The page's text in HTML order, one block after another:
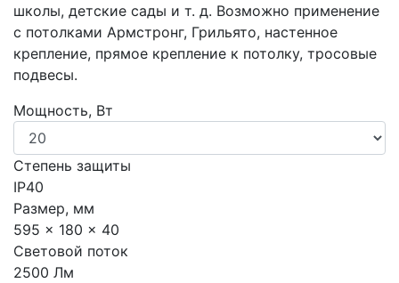
школы, детские сады и т. д. Возможно применение
с потолками Армстронг, Грильято, настенное
крепление, прямое крепление к потолку, тросовые
подвесы.
Мощность, Вт
Степень защиты
IP40
Размер, мм
595 x 180 x 40
Световой поток
2500 Лм